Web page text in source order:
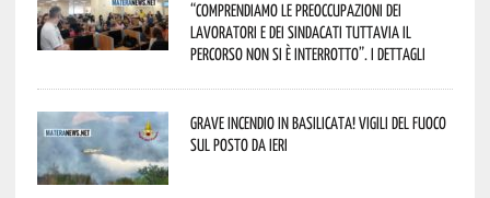
“comprendiamo le preoccupazioni dei
lavoratori e dei sindacati tuttavia il
percorso non si è interrotto”. I dettagli
Grave incendio in Basilicata! Vigili del fuoco
sul posto da ieri